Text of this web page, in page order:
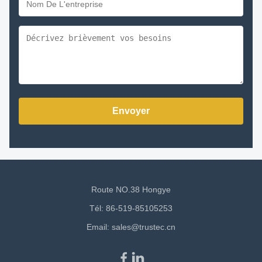
Envoyer
Route NO.38 Hongye
Tél: 86-519-85105253
Email: sales@trustec.cn